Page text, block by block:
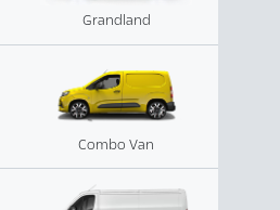
Grandland
Combo Van